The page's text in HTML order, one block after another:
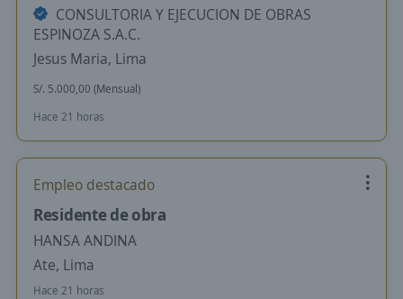
CONSULTORIA Y EJECUCION DE OBRAS
ESPINOZA S.A.C.
Jesus Maria, Lima
S/. 5.000,00 (Mensual)
Hace 21 horas
Empleo destacado
Residente de obra
HANSA ANDINA
Ate, Lima
Hace 21 horas